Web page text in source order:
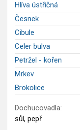
Hlíva ústřičná
Česnek
Cibule
Celer bulva
Petržel - kořen
Mrkev
Brokolice
Dochucovadla:
sůl, pepř